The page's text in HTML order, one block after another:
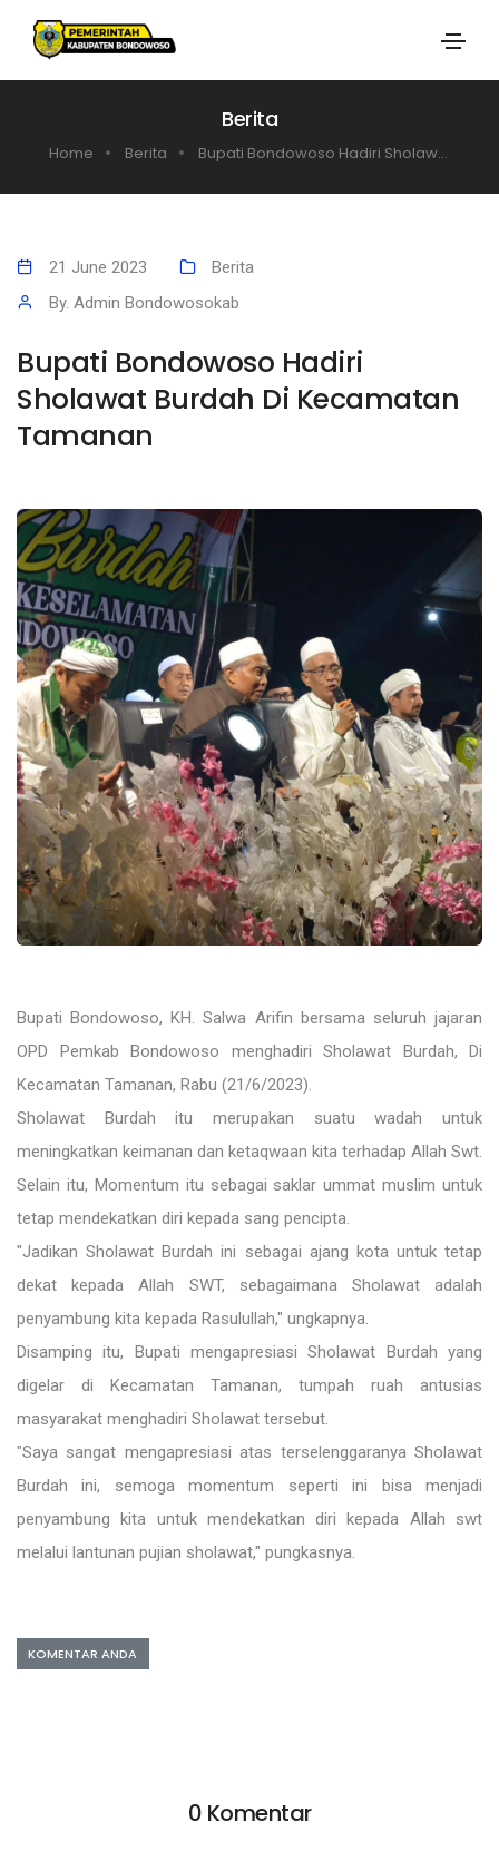
Berita
Home Berita Bupati Bondowoso Hadiri Sholaw...
21 June 2023
Berita
By. Admin Bondowosokab
Bupati Bondowoso Hadiri
Sholawat Burdah Di Kecamatan
Tamanan
Bupati Bondowoso, KH. Salwa Arifin bersama seluruh jajaran
OPD Pemkab Bondowoso menghadiri Sholawat Burdah, Di
Kecamatan Tamanan, Rabu (21/6/2023).
Sholawat Burdah itu merupakan suatu wadah untuk
meningkatkan keimanan dan ketaqwaan kita terhadap Allah Swt.
Selain itu, Momentum itu sebagai saklar ummat muslim untuk
tetap mendekatkan diri kepada sang pencipta.
"Jadikan Sholawat Burdah ini sebagai ajang kota untuk tetap
dekat kepada Allah SWT, sebagaimana Sholawat adalah
penyambung kita kepada Rasulullah," ungkapnya.
Disamping itu, Bupati mengapresiasi Sholawat Burdah yang
digelar di Kecamatan Tamanan, tumpah ruah antusias
masyarakat menghadiri Sholawat tersebut.
"Saya sangat mengapresiasi atas terselenggaranya Sholawat
Burdah ini, semoga momentum seperti ini bisa menjadi
penyambung kita untuk mendekatkan diri kepada Allah swt
melalui lantunan pujian sholawat," pungkasnya.
KOMENTAR ANDA
0 Komentar